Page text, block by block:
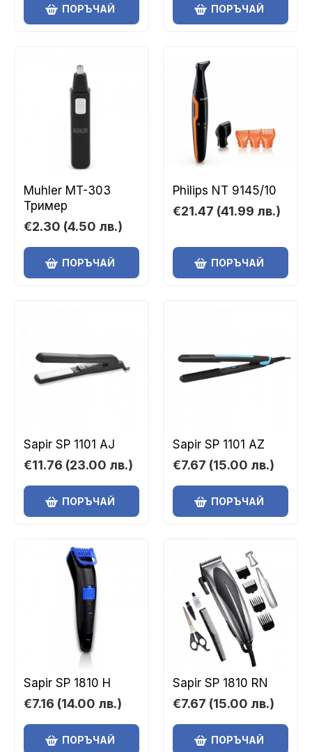
ПОРЪЧАЙ ПОРЪЧАЙ
Muhler MT-303
Тример
€2.30 (4.50 лв.)
ПОРЪЧАЙ
Philips NT 9145/10
€21.47 (41.99 лв.)
ПОРЪЧАЙ
Sapir SP 1101 AJ
€11.76 (23.00 лв.)
ПОРЪЧАЙ
Sapir SP 1101 AZ
€7.67 (15.00 лв.)
ПОРЪЧАЙ
Sapir SP 1810 H
€7.16 (14.00 лв.)
ПОРЪЧАЙ
Sapir SP 1810 RN
€7.67 (15.00 лв.)
ПОРЪЧАЙ